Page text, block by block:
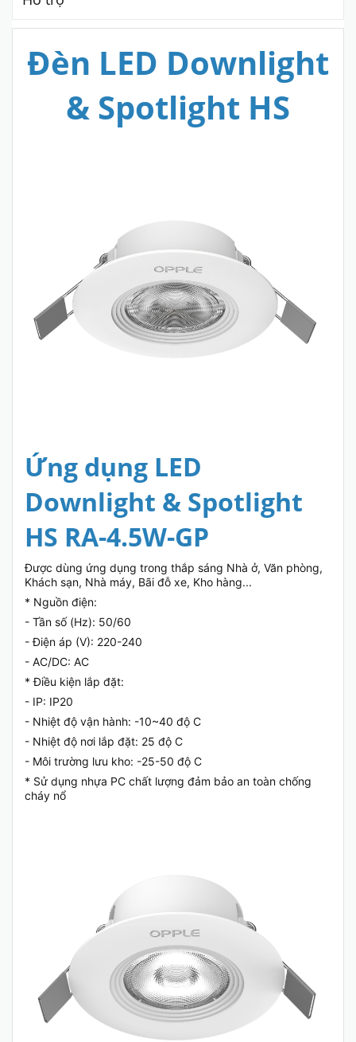
Đèn LED Downlight
& Spotlight HS
Ứng dụng LED
Downlight & Spotlight
HS RA-4.5W-GP
Được dùng ứng dụng trong thắp sáng Nhà ở, Văn phòng,
Khách sạn, Nhà máy, Bãi đỗ xe, Kho hàng...
* Nguồn điện:
- Tần số (Hz): 50/60
- Điện áp (V): 220-240
- AC/DC: AC
* Điều kiện lắp đặt:
- IP: IP20
- Nhiệt độ vận hành: -10~40 độ C
- Nhiệt độ nơi lắp đặt: 25 độ C
- Môi trường lưu kho: -25-50 độ C
* Sử dụng nhựa PC chất lượng đảm bảo an toàn chống
cháy nổ